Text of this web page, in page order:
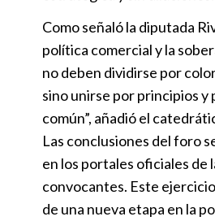
Como señaló la diputada
política comercial y la
no deben dividirse por
sino unirse por principios y
común”, añadió el
Las conclusiones del foro
en los portales oficiales de
convocantes. Este
de una nueva etapa en la